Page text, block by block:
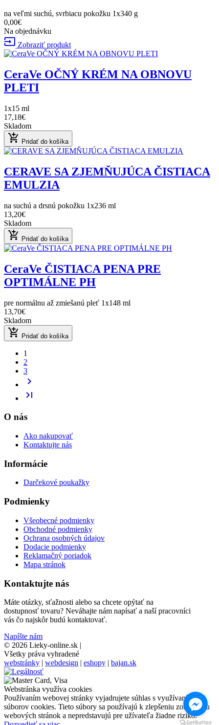
na veľmi suchú, svrbiacu pokožku 1x340 g
0,00€
Na objednávku
input Zobraziť produkt
CeraVe OČNÝ KRÉM NA OBNOVU
PLETI
1x15 ml
17,18€
Skladom
add_shopping_cart Pridať do košíka
CERAVE SA ZJEMŇUJÚCA ČISTIACA
EMULZIA
na suchú a drsnú pokožku 1x236 ml
13,20€
Skladom
add_shopping_cart Pridať do košíka
CeraVe ČISTIACA PENA PRE
OPTIMÁLNE PH
pre normálnu až zmiešanú pleť 1x148 ml
13,70€
Skladom
add_shopping_cart Pridať do košíka
1
2
3
chevron_right
last_page
O nás
Ako nakupovať
Kontaktujte nás
Informácie
Darčekové poukažky
Podmienky
Všeobecné podmienky
Obchodné podmienky
Ochrana osobných údajov
Dodacie podmienky
Reklamačný poriadok
Mapa stránok
Kontaktujte nás
Máte otázky, sťažnosti alebo sa chcete opýtať na
dostupnosť tovaru? Neváhajte nám napísať a naší pracovníci
vás čo najskôr budú kontaktovať.
Napíšte nám
© 2026 Lieky-online.sk |
Všetky práva vyhradené
webstránky | webdesign | eshopy | bajan.sk
Webstránka využíva cookies
Používaním webovej stránky vyjadrujete súhlas s využívaním
súborov cookies. Tieto súbory sa používajú k zlepšeniu zobrazeniu
webových stránok a nepredstavujú pre užívateľa žiadne riziko.